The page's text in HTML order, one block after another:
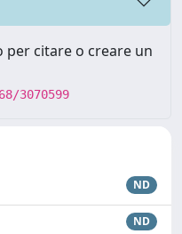
citare o creare un
3070599
ND
ND